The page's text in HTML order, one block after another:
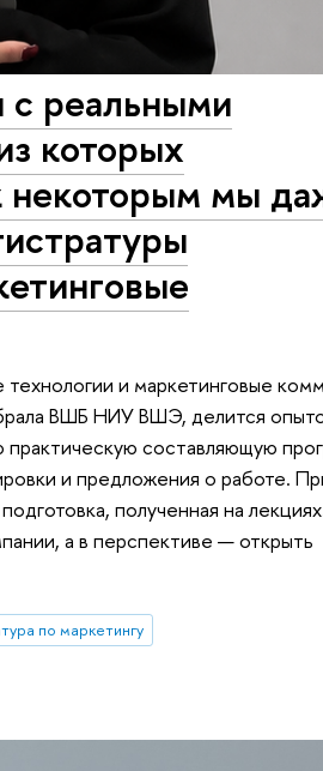
реальными
которых
некоторым мы
и маркетинговые
ВШБ НИУ ВШЭ, делится
практическую составляющую
и предложения о работе.
полученная на
а в перспективе — открыть
по маркетингу